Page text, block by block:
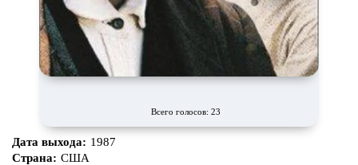
Всего голосов: 23
Дата выхода: 1987
Страна: США